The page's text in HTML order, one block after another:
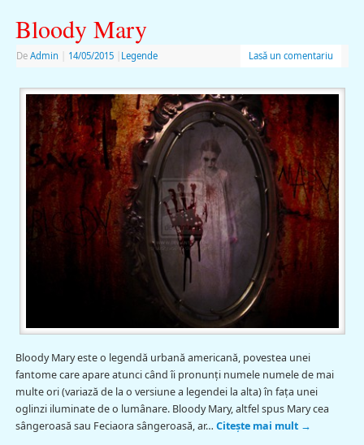
Bloody Mary
De Admin 14/05/2015 Legende Lasă un comentariu
Bloody Mary este o legendă urbană americană, povestea unei
fantome care apare atunci când îi pronunți numele numele de mai
multe ori (variază de la o versiune a legendei la alta) în fața unei
oglinzi iluminate de o lumânare. Bloody Mary, altfel spus Mary cea
sângeroasă sau Feciaora sângeroasă, ar… Citește mai mult →